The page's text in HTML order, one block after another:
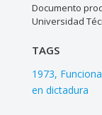
Documento
Universidad
TAGS
1973
en dictadura